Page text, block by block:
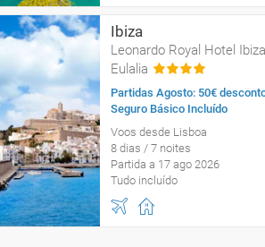
Ibiza
Leonardo Royal Hotel
Eulalia
Partidas Agosto: 50€
Seguro Básico Incluído
Voos desde Lisboa
8 dias / 7 noites
Partida a 17 ago 2026
Tudo incluído